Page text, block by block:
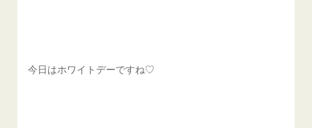
今日はホワイトデーですね♡